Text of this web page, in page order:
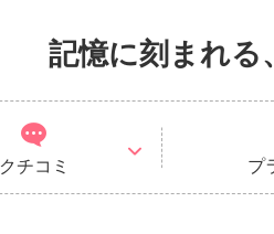
記憶に刻まれる
クチコミ プ